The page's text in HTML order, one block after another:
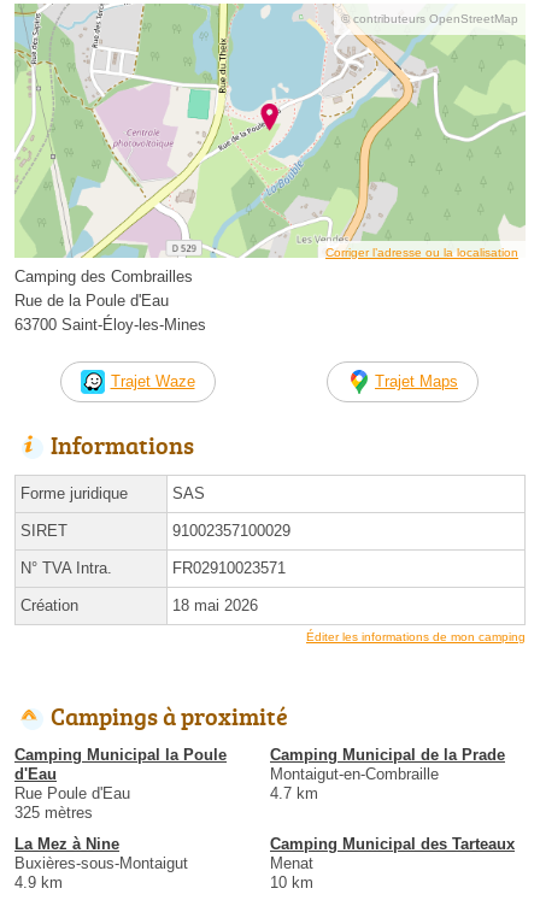
© contributeurs OpenStreetMap
Corriger l’adresse ou la localisation
Camping des Combrailles
Rue de la Poule d'Eau
63700 Saint-Éloy-les-Mines
Trajet Waze Trajet Maps
Informations
Forme juridique SAS
SIRET 91002357100029
N° TVA Intra. FR02910023571
Création 18 mai 2026
Éditer les informations de mon camping
Campings à proximité
Camping Municipal la Poule
d'Eau
Rue Poule d'Eau
325 mètres
Camping Municipal de la Prade
Montaigut-en-Combraille
4.7 km
La Mez à Nine
Buxières-sous-Montaigut
4.9 km
Camping Municipal des Tarteaux
Menat
10 km